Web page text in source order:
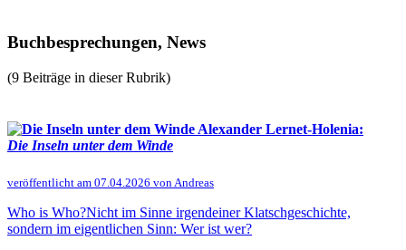
Buchbesprechungen, News
(9 Beiträge in dieser Rubrik)
Alexander Lernet-Holenia:
Die Inseln unter dem Winde
veröffentlicht am 07.04.2026 von Andreas
Who is Who?Nicht im Sinne irgendeiner Klatschgeschichte,
sondern im eigentlichen Sinn: Wer ist wer?